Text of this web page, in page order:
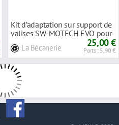
Kit d’adaptation sur support de
valises SW-MOTECH EVO pour
La Bécanerie 25,00 €
Ports : 5,90 €